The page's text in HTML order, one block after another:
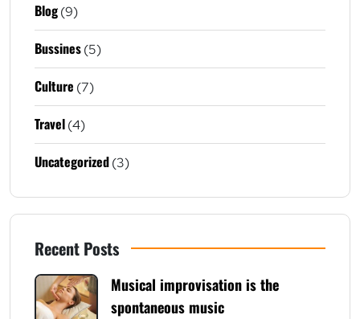
Blog(9)
Bussines(5)
Culture (7)
Travel(4)
Uncategorized(3)
Recent Posts
Musical improvisation is the
spontaneous music